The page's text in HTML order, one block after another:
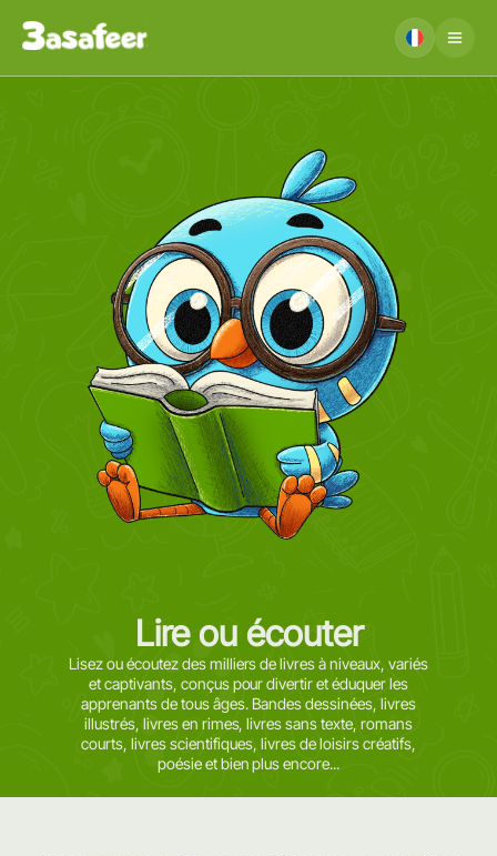
Lire ou écouter
Lisez ou écoutez des milliers de livres à niveaux, variés
et captivants, conçus pour divertir et éduquer les
apprenants de tous âges. Bandes dessinées, livres
illustrés, livres en rimes, livres sans texte, romans
courts, livres scientifiques, livres de loisirs créatifs,
poésie et bien plus encore...